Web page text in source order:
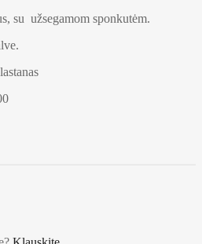
su užsegamom sponkutėm.